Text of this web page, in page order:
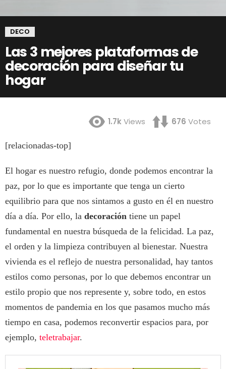
DECO
Las 3 mejores plataformas de
decoración para diseñar tu
hogar
1.7kViews 676 Votes
[relacionadas-top]
El hogar es nuestro refugio, donde podemos encontrar la
paz, por lo que es importante que tenga un cierto
equilibrio para que nos sintamos a gusto en él en nuestro
día a día. Por ello, la decoración tiene un papel
fundamental en nuestra búsqueda de la felicidad. La paz,
el orden y la limpieza contribuyen al bienestar. Nuestra
vivienda es el reflejo de nuestra personalidad, hay tantos
estilos como personas, por lo que debemos encontrar un
estilo propio que nos represente y, sobre todo, en estos
momentos de pandemia en los que pasamos mucho más
tiempo en casa, podemos reconvertir espacios para, por
ejemplo, teletrabajar.